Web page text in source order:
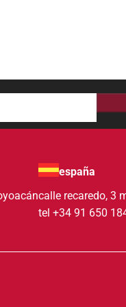
españa
calle recaredo, 3
tel +34 91 650